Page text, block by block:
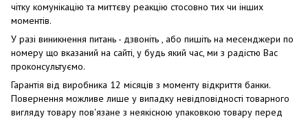
чітку комунікацію та миттєву реакцію стосовно тих чи інших
моментів.
У разі виникнення питань - дзвоніть , або пишіть на месенджери по
номеру що вказаний на сайті, у будь який час, ми з радістю Вас
проконсультуємо.
Гарантія від виробника 12 місяців з моменту відкриття банки.
Повернення можливе лише у випадку невідповідності товарного
вигляду товару пов'язане з неякісною упаковкою товару перед